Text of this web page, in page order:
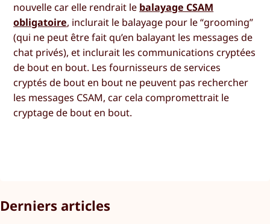
nouvelle car elle rendrait le balayage CSAM
obligatoire, inclurait le balayage pour le “grooming”
(qui ne peut être fait qu’en balayant les messages de
chat privés), et inclurait les communications cryptées
de bout en bout. Les fournisseurs de services
cryptés de bout en bout ne peuvent pas rechercher
les messages CSAM, car cela compromettrait le
cryptage de bout en bout.
Derniers articles